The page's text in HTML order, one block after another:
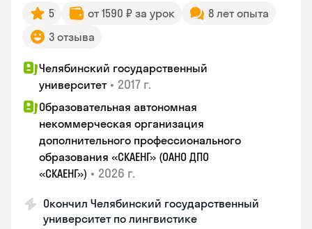
5 от 1590 ₽ за урок
8 лет опыта
3 отзыва
Челябинский государственный
университет • 2017 г.
Образовательная автономная
некоммерческая организация
дополнительного профессионального
образования «СКАЕНГ» (ОАНО ДПО
«СКАЕНГ») • 2026 г.
Окончил Челябинский государственный
университет по лингвистике